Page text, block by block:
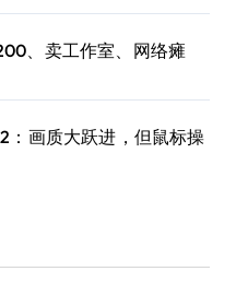
、卖工作室、网络瘫
：画质大跃进，但鼠标操